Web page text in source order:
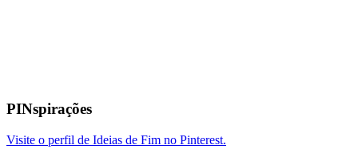
PINspirações
Visite o perfil de Ideias de Fim no Pinterest.